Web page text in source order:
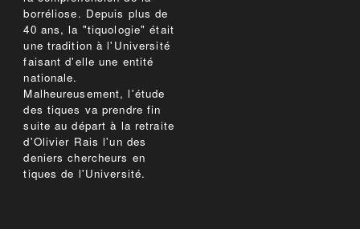
borréliose. Depuis plus de
40 ans, la "tiquologie" était
une tradition à l'Université
faisant d'elle une entité
nationale.
Malheureusement, l'étude
des tiques va prendre fin
suite au départ à la retraite
d'Olivier Rais l'un des
deniers chercheurs en
tiques de l'Université.